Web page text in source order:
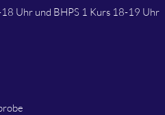
Uhr und BHPS 1 Kurs 18-19 Uhr